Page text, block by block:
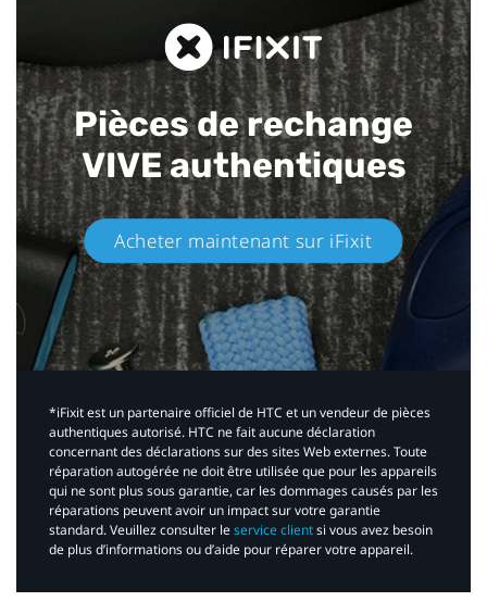
Pièces de rechange
VIVE authentiques​
Acheter maintenant sur iFixit​
*iFixit est un partenaire officiel de HTC et un vendeur de pièces
authentiques autorisé. HTC ne fait aucune déclaration
concernant des déclarations sur des sites Web externes. Toute
réparation autogérée ne doit être utilisée que pour les appareils
qui ne sont plus sous garantie, car les dommages causés par les
réparations peuvent avoir un impact sur votre garantie
standard. Veuillez consulter leservice clientsi vous avez besoin
de plus d’informations ou d’aide pour réparer votre appareil.​